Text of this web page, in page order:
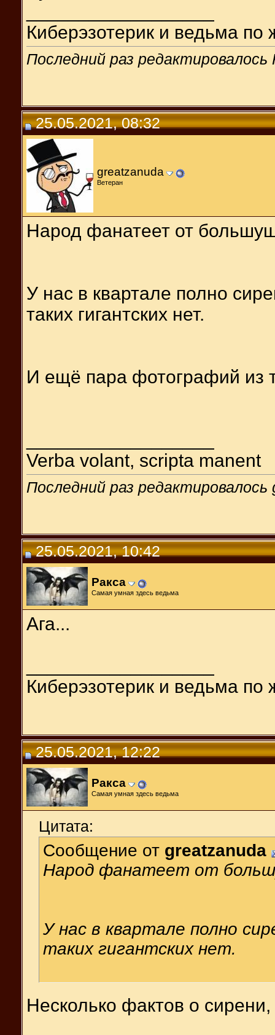
Киберэзотерик и ведьма по
Последний раз
25.05.2021, 08:32
greatzanuda
Ветеран
Народ фанатеет от
У нас в квартале полно
таких гигантских нет.
И ещё пара фотографий из
Verba volant, scripta manent
Последний раз
25.05.2021, 10:42
Ракса
Самая умная здесь ведьма
Ага...
Киберэзотерик и ведьма по
25.05.2021, 12:22
Ракса
Самая умная здесь ведьма
Цитата:
Сообщение от greatzanuda
Народ фанатеет от
У нас в квартале полно
таких гигантских нет.
Несколько фактов о